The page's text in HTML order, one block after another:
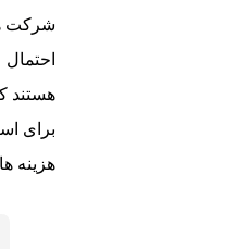
شرکت های تولید
هستند
برای
هزینه